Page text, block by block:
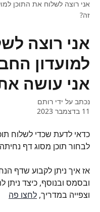
אני רוצה לשלוח את התוכן
זה?
אני רוצה
למועדון
אני עושה
נכתב על ידי רותם
11 בדצמבר 2023
כדאי לדעת שכדי לשלוח
לבחור תוכן מסוג דף
אז איך ניתן לקבוע שדף
ובסמס ובנוסף, כיצד
וצפייה במדריך, לחצו פה